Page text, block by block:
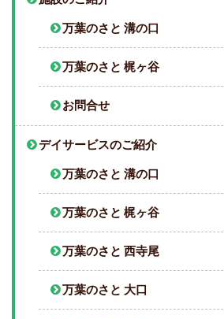
万葉のさと 溝の口
万葉のさと 梶ヶ谷
お問合せ
デイサービスのご紹介
万葉のさと 溝の口
万葉のさと 梶ヶ谷
万葉のさと 西寺尾
万葉のさと 大口